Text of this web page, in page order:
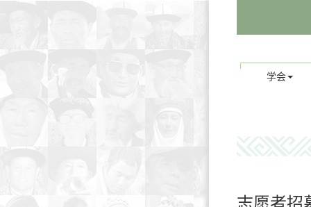
学会
志愿者招